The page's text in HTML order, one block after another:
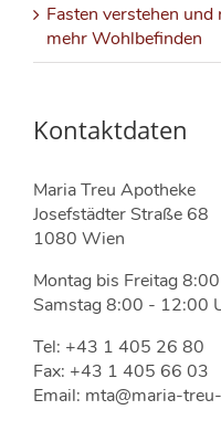
Fasten verstehen
mehr Wohlbefinden
Kontaktdaten
Maria Treu Apotheke
Josefstädter Straße 68
1080 Wien
Montag bis Freitag
Samstag 8:00 - 12:00
Tel: +43 1 405 26 80
Fax: +43 1 405 66 03
Email: mta@maria-